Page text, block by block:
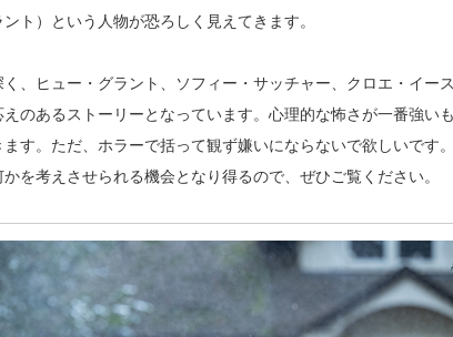
ント）という人物が恐ろしく見えてきます。
、ヒュー・グラント、ソフィー・サッチャー、クロエ・イー
のあるストーリーとなっています。心理的な怖さが一番強い
す。ただ、ホラーで括って観ず嫌いにならないで欲しいです
を考えさせられる機会となり得るので、ぜひご覧ください。